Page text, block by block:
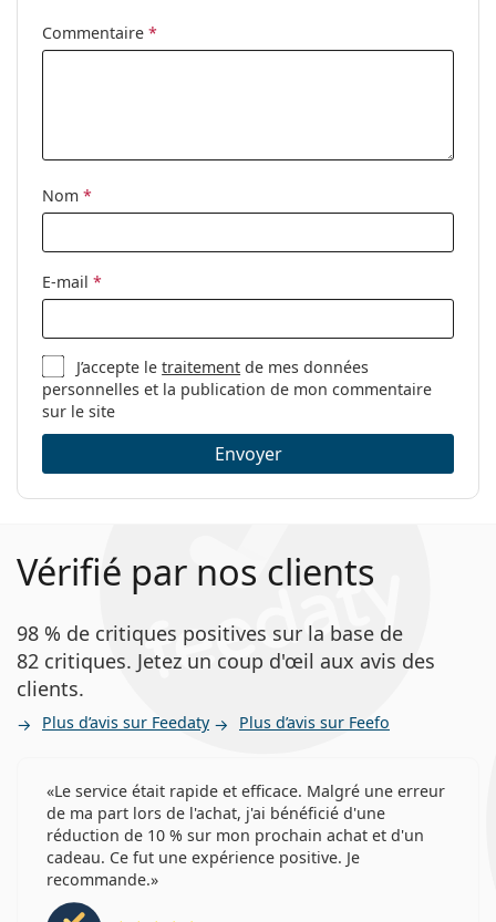
Autres
lentilles de contact
Commentaire *
Nom *
E-mail *
J’accepte letraitement de mes données
personnelles et la publication de mon commentaire
sur le site
Envoyer
Vérifié par nos clients
98 % de critiques positives sur la base de
82 critiques. Jetez un coup d'œil aux avis des
clients.
Plus d’avis sur Feedaty Plus d’avis sur Feefo
Le service était rapide et efficace. Malgré une erreur
de ma part lors de l'achat, j'ai bénéficié d'une
réduction de 10 % sur mon prochain achat et d'un
cadeau. Ce fut une expérience positive. Je
recommande.